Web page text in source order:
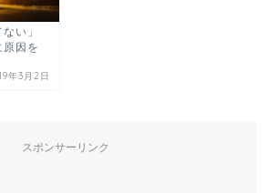
い」
原因を
年3月2日
スポンサーリンク